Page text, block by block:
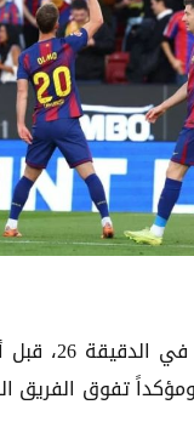
وواصل برشلونة
تفوق الفريق